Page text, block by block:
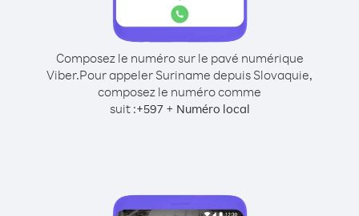
Composez le numéro sur le pavé numérique
Viber.Pour appeler Suriname depuis Slovaquie,
composez le numéro comme
suit :+597+ Numéro local